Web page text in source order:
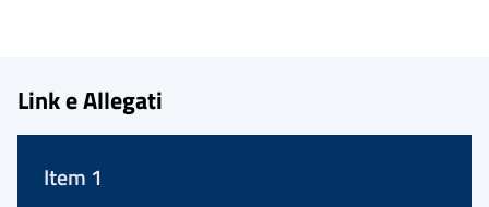
Link e Allegati
Item 1